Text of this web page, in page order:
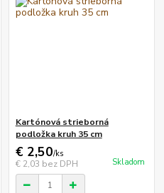
Kartónová strieborná
podložka kruh 35 cm
€ 2,50/ks
€ 2,03 bez DPH Skladom